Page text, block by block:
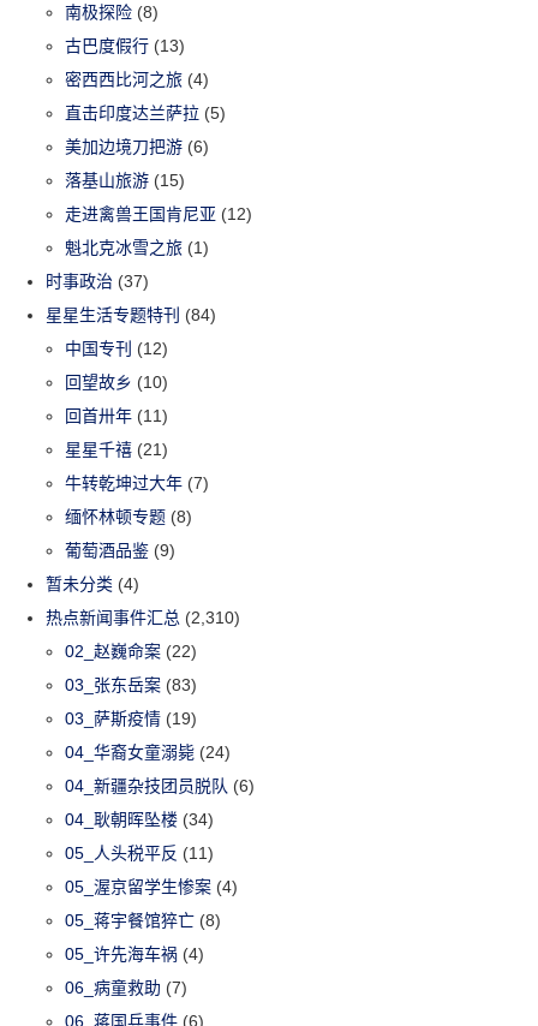
南极探险 (8)
古巴度假行 (13)
密西西比河之旅 (4)
直击印度达兰萨拉 (5)
美加边境刀把游 (6)
落基山旅游 (15)
走进禽兽王国肯尼亚 (12)
魁北克冰雪之旅 (1)
时事政治 (37)
星星生活专题特刊 (84)
中国专刊 (12)
回望故乡 (10)
回首卅年 (11)
星星千禧 (21)
牛转乾坤过大年 (7)
缅怀林顿专题 (8)
葡萄酒品鉴 (9)
暂未分类 (4)
热点新闻事件汇总 (2,310)
02_赵巍命案 (22)
03_张东岳案 (83)
03_萨斯疫情 (19)
04_华裔女童溺毙 (24)
04_新疆杂技团员脱队 (6)
04_耿朝晖坠楼 (34)
05_人头税平反 (11)
05_渥京留学生惨案 (4)
05_蒋宇餐馆猝亡 (8)
05_许先海车祸 (4)
06_病童救助 (7)
06_蒋国兵事件 (6)